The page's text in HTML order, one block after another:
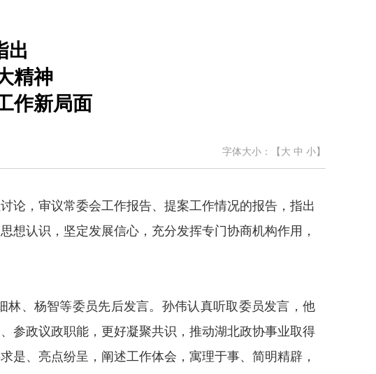
出
精神
作新局面
字体大小：【大 中 小】
论，审议常委会工作报告、提案工作情况的报告，指出
想认识，坚定发展信心，充分发挥专门协商机构作用，
、杨智等委员先后发言。孙伟认真听取委员发言，他
参政议政职能，更好凝聚共识，推动湖北政协事业取得
是、亮点纷呈，阐述工作体会，寓理于事、简明精辟，